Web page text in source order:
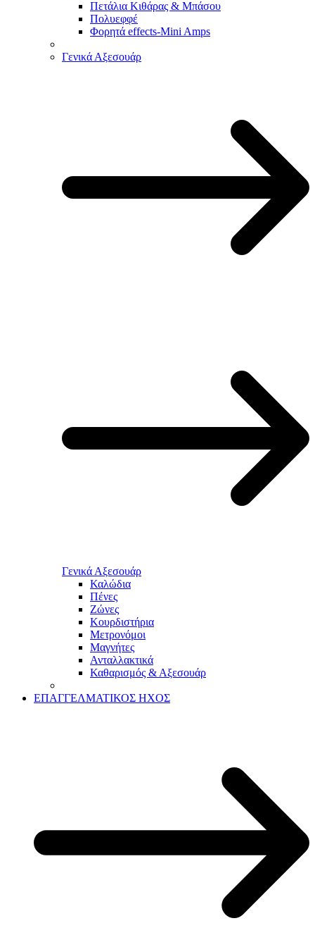
Πετάλια Κιθάρας & Μπάσου
Πολυεφφέ
Φορητά effects-Mini Amps
Γενικά Αξεσουάρ
Γενικά Αξεσουάρ
Καλώδια
Πένες
Ζώνες
Κουρδιστήρια
Μετρονόμοι
Μαγνήτες
Ανταλλακτικά
Καθαρισμός & Αξεσουάρ
ΕΠΑΓΓΕΛΜΑΤΙΚΟΣ ΗΧΟΣ